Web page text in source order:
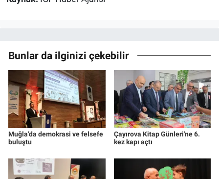
Bunlar da ilginizi çekebilir
Muğla’da demokrasi ve felsefe
buluştu
Çayırova Kitap Günleri'ne 6.
kez kapı açtı